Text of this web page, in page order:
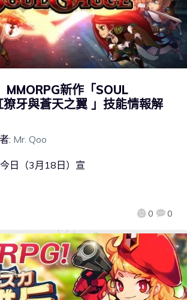
MMORPG新作「SOUL
獠牙與蒼天之翼 」技能情報解
: Mr. Qoo
0 0
日（3月18日）宣